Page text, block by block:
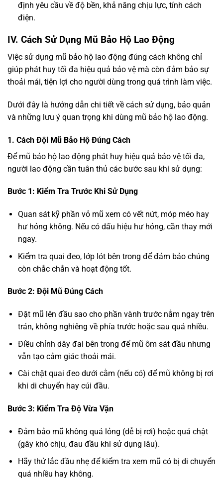
định yêu cầu về độ bền, khả năng chịu lực, tính cách
điện.
IV. Cách Sử Dụng Mũ Bảo Hộ Lao Động
Việc sử dụng mũ bảo hộ lao động đúng cách không chỉ
giúp phát huy tối đa hiệu quả bảo vệ mà còn đảm bảo sự
thoải mái, tiện lợi cho người dùng trong quá trình làm việc.
Dưới đây là hướng dẫn chi tiết về cách sử dụng, bảo quản
và những lưu ý quan trọng khi dùng mũ bảo hộ lao động.
1. Cách Đội Mũ Bảo Hộ Đúng Cách
Để mũ bảo hộ lao động phát huy hiệu quả bảo vệ tối đa,
người lao động cần tuân thủ các bước sau khi sử dụng:
Bước 1: Kiểm Tra Trước Khi Sử Dụng
Quan sát kỹ phần vỏ mũ xem có vết nứt, móp méo hay
hư hỏng không. Nếu có dấu hiệu hư hỏng, cần thay mới
ngay.
Kiểm tra quai đeo, lớp lót bên trong để đảm bảo chúng
còn chắc chắn và hoạt động tốt.
Bước 2: Đội Mũ Đúng Cách
Đặt mũ lên đầu sao cho phần vành trước nằm ngay trên
trán, không nghiêng về phía trước hoặc sau quá nhiều.
Điều chỉnh dây đai bên trong để mũ ôm sát đầu nhưng
vẫn tạo cảm giác thoải mái.
Cài chặt quai đeo dưới cằm (nếu có) để mũ không bị rơi
khi di chuyển hay cúi đầu.
Bước 3: Kiểm Tra Độ Vừa Vặn
Đảm bảo mũ không quá lỏng (dễ bị rơi) hoặc quá chật
(gây khó chịu, đau đầu khi sử dụng lâu).
Hãy thử lắc đầu nhẹ để kiểm tra xem mũ có bị di chuyển
quá nhiều hay không.